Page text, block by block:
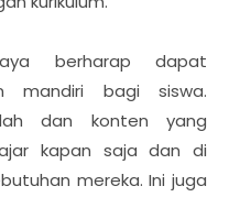
berharap dapat
mandiri bagi siswa.
dan konten yang
kapan saja dan di
mereka. Ini juga